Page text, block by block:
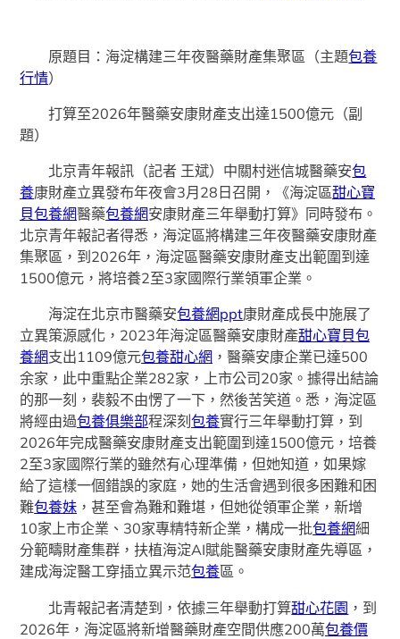
原題目：海淀構建三年夜醫藥財產集聚區（主題包養
行情）
打算至2026年醫藥安康財產支出達1500億元（副
題）
北京青年報訊（記者 王斌）中關村迷信城醫藥安包
養康財產立異發布年夜會3月28日召開，《海淀區甜心寶
貝包養網醫藥包養網安康財產三年舉動打算》同時發布。
北京青年報記者得悉，海淀區將構建三年夜醫藥安康財產
集聚區，到2026年，海淀區醫藥安康財產支出範圍到達
1500億元，將培養2至3家國際行業領軍企業。
海淀在北京市醫藥安包養網ppt康財產成長中施展了
立異策源感化，2023年海淀區醫藥安康財產甜心寶貝包
養網支出1109億元包養甜心網 ，醫藥安康企業已達500
余家，此中重點企業282家，上市公司20家。據得出結論
的那一刻，裴毅不由愣了一下，然後苦笑道。悉，海淀區
將經由過包養俱樂部程深刻包養實行三年舉動打算，到
2026年完成醫藥安康財產支出範圍到達1500億元，培養
2至3家國際行業的雖然有心理準備，但她知道，如果嫁
給了這樣一個錯誤的家庭，她的生活會遇到很多困難和困
難包養妹 ，甚至會為難和難堪，但她從領軍企業，新增
10家上市企業、30家專精特新企業，構成一批包養網細
分範疇財產集群，扶植海淀AI賦能醫藥安康財產先導區，
建成海淀醫工穿插立異示范包養區。
北青報記者清楚到，依據三年舉動打算甜心花園 ，到
2026年，海淀區將新增醫藥財產空間供應200萬包養價